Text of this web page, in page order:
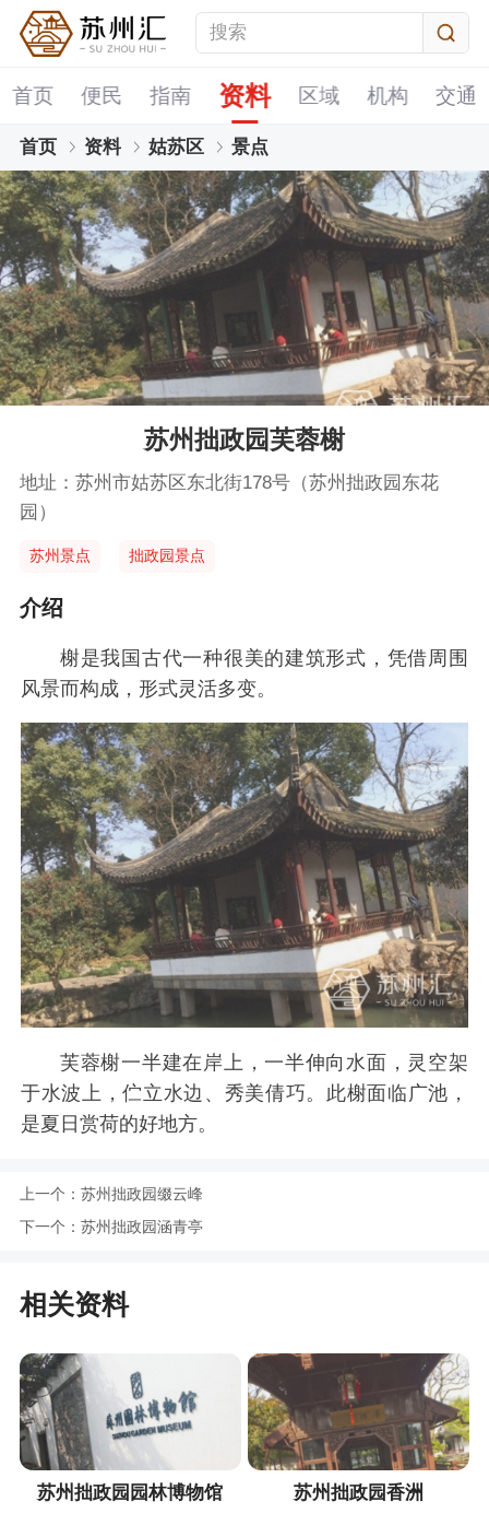
首页 便民 指南 资料 区域 机构 交通
首页 资料 姑苏区 景点
苏州拙政园芙蓉榭
地址：苏州市姑苏区东北街178号（苏州拙政园东花
园）
苏州景点 拙政园景点
介绍
榭是我国古代一种很美的建筑形式，凭借周围
风景而构成，形式灵活多变。
芙蓉榭一半建在岸上，一半伸向水面，灵空架
于水波上，伫立水边、秀美倩巧。此榭面临广池，
是夏日赏荷的好地方。
上一个： 苏州拙政园缀云峰
下一个： 苏州拙政园涵青亭
相关资料
苏州拙政园园林博物馆 苏州拙政园香洲